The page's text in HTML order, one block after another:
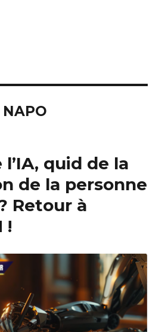
NAPO
l’IA, quid de la
de la personne
Retour à
!